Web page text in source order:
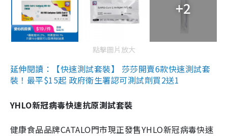
+2
點擊圖片放大
延伸閱讀：【快速測試套裝】 莎莎開賣6款快速測試套
裝！最平$15起 政府衛生署認可測試劑買2送1
YHLO新冠病毒快速抗原測試套裝
健康食品品牌CATALO門市現正發售YHLO新冠病毒快速